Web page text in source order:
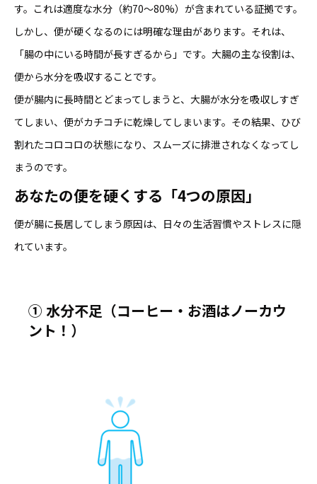
す。これは適度な水分（約70〜80%）が含まれている証拠です。
しかし、便が硬くなるのには明確な理由があります。それは、
「腸の中にいる時間が長すぎるから」です。大腸の主な役割は、
便から水分を吸収することです。
便が腸内に長時間とどまってしまうと、大腸が水分を吸収しすぎ
てしまい、便がカチコチに乾燥してしまいます。その結果、ひび
割れたコロコロの状態になり、スムーズに排泄されなくなってし
まうのです。
あなたの便を硬くする「4つの原因」
便が腸に長居してしまう原因は、日々の生活習慣やストレスに隠
れています。
① 水分不足（コーヒー・お酒はノーカウ
ント！）